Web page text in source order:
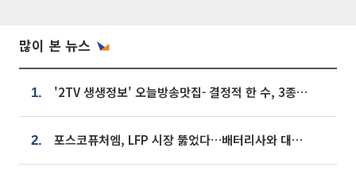
많이 본 뉴스
1. '2TV 생생정보' 오늘방송맛집- 결정적 한 수, 3종 메밀면! 메밀 소바 맛집 '의○○○○'
2. 포스코퓨처엠, LFP 시장 뚫었다…배터리사와 대규모 장기 공급 합의